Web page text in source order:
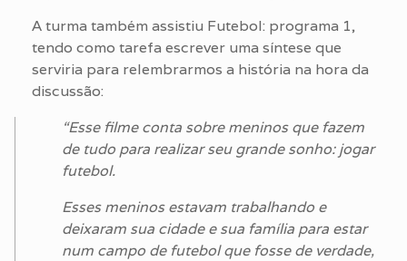
A turma também assistiu Futebol: programa 1,
tendo como tarefa escrever uma síntese que
serviria para relembrarmos a história na hora da
discussão:
“Esse filme conta sobre meninos que fazem
de tudo para realizar seu grande sonho: jogar
futebol.
Esses meninos estavam trabalhando e
deixaram sua cidade e sua família para estar
num campo de futebol que fosse de verdade,